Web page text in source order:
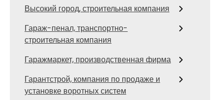
Высокий город, строительная компания
Гараж-пенал, транспортно-
строительная компания
Гаражмаркет, производственная фирма
Гарантстрой, компания по продаже и
установке воротных систем